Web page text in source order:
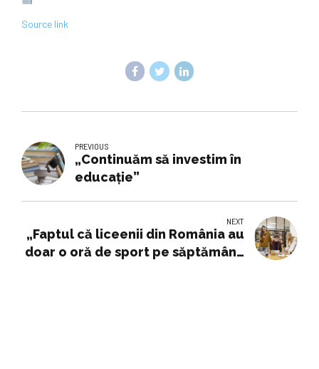
Source link
PREVIOUS
„Continuăm să investim în
educație”
NEXT
„Faptul că liceenii din România au
doar o oră de sport pe săptămână